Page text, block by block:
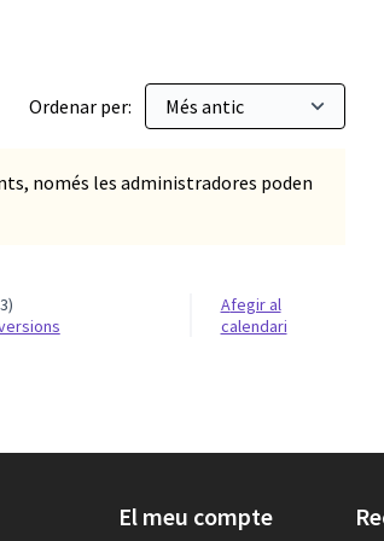
Ordenar per:
només les administradores poden
Afegir al
calendari
El meu compte